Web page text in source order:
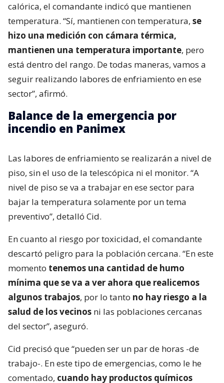
calórica, el comandante indicó que mantienen
temperatura. “Sí, mantienen con temperatura, se
hizo una medición con cámara térmica,
mantienen una temperatura importante, pero
está dentro del rango. De todas maneras, vamos a
seguir realizando labores de enfriamiento en ese
sector”, afirmó.
Balance de la emergencia por
incendio en Panimex
Las labores de enfriamiento se realizarán a nivel de
piso, sin el uso de la telescópica ni el monitor. “A
nivel de piso se va a trabajar en ese sector para
bajar la temperatura solamente por un tema
preventivo”, detalló Cid.
En cuanto al riesgo por toxicidad, el comandante
descartó peligro para la población cercana. “En este
momento tenemos una cantidad de humo
mínima que se va a ver ahora que realicemos
algunos trabajos, por lo tanto no hay riesgo a la
salud de los vecinos ni las poblaciones cercanas
del sector”, aseguró.
Cid precisó que “pueden ser un par de horas -de
trabajo-. En este tipo de emergencias, como le he
comentado, cuando hay productos químicos